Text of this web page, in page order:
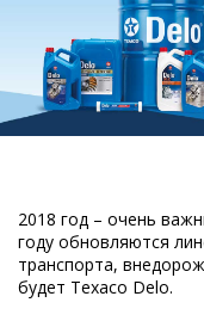
2018 год – очень
году обновляются
транспорта,
будет Texaco Delo.